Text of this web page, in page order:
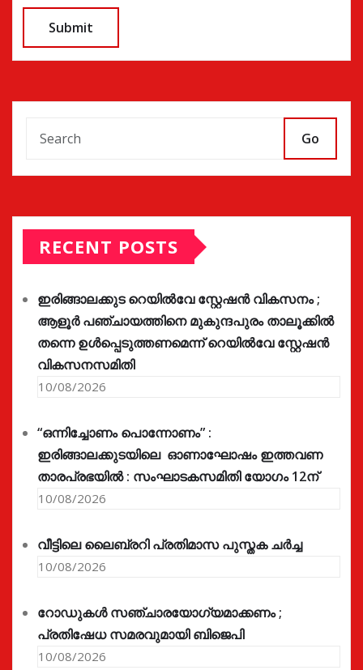
Go
RECENT POSTS
ഇരിങ്ങാലക്കുട റെയിൽവേ സ്റ്റേഷൻ വികസനം ;
ആളൂർ പഞ്ചായത്തിനെ മുകുന്ദപുരം താലൂക്കിൽ
തന്നെ ഉൾപ്പെടുത്തണമെന്ന് റെയിൽവേ സ്റ്റേഷൻ
വികസനസമിതി
10/08/2026
“ഒന്നിച്ചോണം പൊന്നോണം” :
ഇരിങ്ങാലക്കുടയിലെ ഓണാഘോഷം ഇത്തവണ
താരപ്രഭയിൽ : സംഘാടകസമിതി യോഗം 12ന്
10/08/2026
വീട്ടിലെ ലൈബ്രറി പ്രതിമാസ പുസ്തക ചർച്ച
10/08/2026
റോഡുകൾ സഞ്ചാരയോഗ്യമാക്കണം ;
പ്രതിഷേധ സമരവുമായി ബിജെപി
10/08/2026